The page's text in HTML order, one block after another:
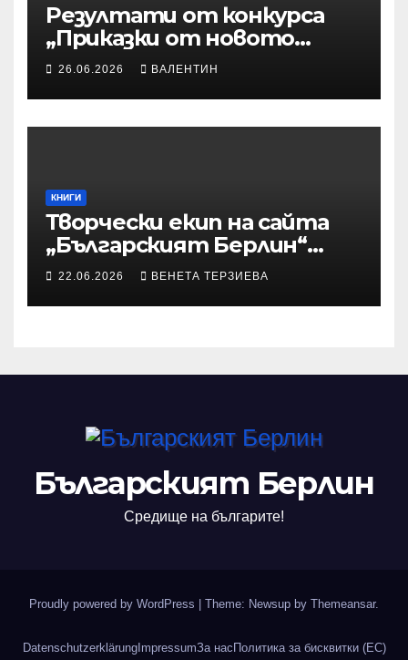
Резултати от конкурса
„Приказки от новото
време“
26.06.2026 ВАЛЕНТИН
КНИГИ
Творчески екип на сайта
„Българският Берлин“
участва с произведения в
оживява“
22.06.2026 ВЕНЕТА ТЕРЗИЕВА
Българският Берлин
Средище на българите!
Proudly powered by WordPress Theme: Newsup by Themeansar.
DatenschutzerklärungImpressumЗа нас Политика за бисквитки (ЕС)